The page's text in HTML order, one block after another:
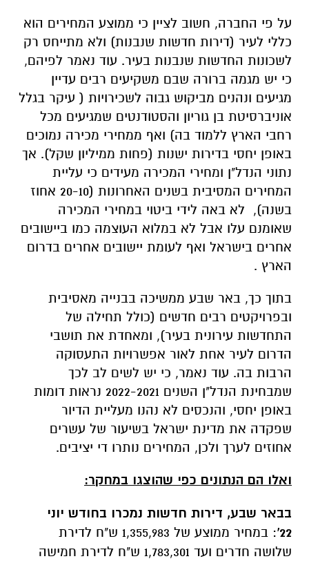
על פי החברה, חשוב לציין כי ממוצע המחירים הוא
כללי לעיר (דירות חדשות שנבנות) ולא מתייחס רק
לשכונות החדשות שנבנות בעיר. עוד נאמר לפיהם,
כי יש מגמה ברורה שבם משקיעים רבים עדיין
מגיעים ונהנים מביקוש גבוה לשכירויות ( עיקר בגלל
אוניברסיטת בן גוריון והסטודנטים שמגיעים מכל
רחבי הארץ ללמוד בה) ואף ממחירי מכירה נמוכים
באופן יחסי בדירות ישנות (פחות ממיליון שקל). אך
נתוני הנדל"ן ומחירי המכירה מעידים כי עליית
המחירים המסיבית בשנים האחרונות (20-10 אחוז
בשנה), לא באה לידי ביטוי במחירי המכירה
שאומנם עלו אבל לא במלוא העוצמה כמו ביישובים
אחרים בישראל ואף לעומת יישובים אחרים בדרום
הארץ .
בתוך כך, באר שבע ממשיכה בבנייה מאסיבית
ובפרויקטים רבים חדשים (כולל תחילה של
התחדשות עירונית בעיר), ומאחדת את תושבי
הדרום לעיר אחת לאור אפשרויות התעסוקה
הרבות בה. עוד נאמר, כי יש לשים לב לכך
שמבחינת הנדל"ן השנים 2022-2021 נראות דומות
באופן יחסי, והנכסים לא נהנו מעליית הדיור
שפקדה את מדינת ישראל בשיעור של עשרים
אחוזים לערך ולכן, המחירים נותרו די יציבים.
ואלו הם הנתונים כפי שהוצגו במחקר:
בבאר שבע, דירות חדשות נמכרו בחודש יוני
22'
: במחיר ממוצע של 1,355,983 ש"ח לדירת
שלושה חדרים ועד 1,783,301 ש"ח לדירת חמישה